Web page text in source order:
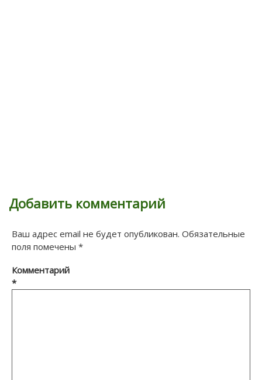
Добавить комментарий
Ваш адрес email не будет опубликован. Обязательные
поля помечены *
Комментарий
*